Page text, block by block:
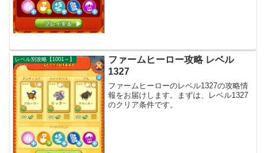
レベル別攻略【1001～】
ファームヒーロー攻略 レベル
1327
ファームヒーローのレベル1327の攻略情
報をお届けします。まずは、レベル1327
のクリア条件です。